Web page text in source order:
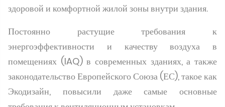
здоровой и комфортной жилой зоны внутри здания.
Постоянно растущие требования к
энергоэффективности и качеству воздуха в
помещениях (IAQ) в современных зданиях, а также
законодательство Европейского Союза (ЕС), такое как
Экодизайн, повысили даже самые основные